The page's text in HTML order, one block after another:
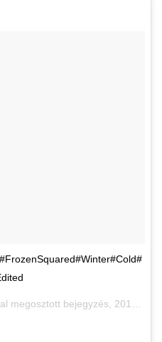
megosztott bejegyzés, 2017. Dec 2., 12:47 PST